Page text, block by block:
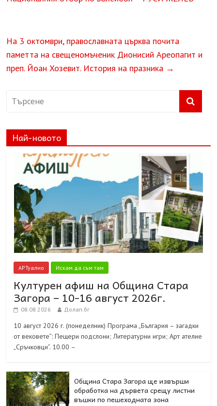
На 3 октомври, православната църква почита
паметта на свещеномъченик Дионисий Ареопагит и
преп. Йоан Хозевит. История на празника →
Най-новото
АРТуално Искам да съм там
Културен афиш на Община Стара
Загора – 10-16 август 2026г.
08.08.2026 Долап.бг
10 август 2026 г. (понеделник) Програма „България – загадки
от вековете”: Пещери подслони; Литературни игри; Арт ателие
„Сръчковци”. 10.00 –
Община Стара Загора ще извърши
обработка на дървета срещу листни
въшки по пешеходната зона